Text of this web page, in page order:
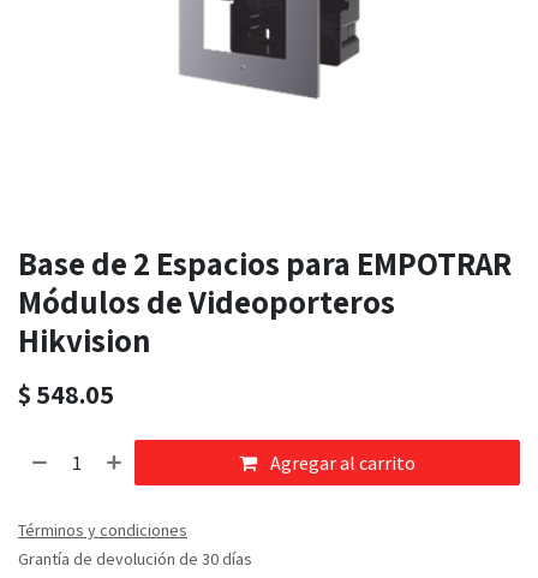
Base de 2 Espacios para EMPOTRAR
Módulos de Videoporteros
Hikvision
$ 548.05
Agregar al carrito
Términos y condiciones
Grantía de devolución de 30 días